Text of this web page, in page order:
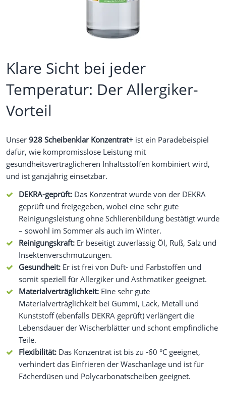
Klare Sicht bei jeder
Temperatur: Der Allergiker-
Vorteil
Unser 928 Scheibenklar Konzentrat+ ist ein Paradebeispiel
dafür, wie kompromisslose Leistung mit
gesundheitsverträglicheren Inhaltsstoffen kombiniert wird,
und ist ganzjährig einsetzbar.
DEKRA-geprüft: Das Konzentrat wurde von der DEKRA
geprüft und freigegeben, wobei eine sehr gute
Reinigungsleistung ohne Schlierenbildung bestätigt wurde
– sowohl im Sommer als auch im Winter.
Reinigungskraft: Er beseitigt zuverlässig Öl, Ruß, Salz und
Insektenverschmutzungen.
Gesundheit: Er ist frei von Duft- und Farbstoffen und
somit speziell für Allergiker und Asthmatiker geeignet.
Materialverträglichkeit: Eine sehr gute
Materialverträglichkeit bei Gummi, Lack, Metall und
Kunststoff (ebenfalls DEKRA geprüft) verlängert die
Lebensdauer der Wischerblätter und schont empfindliche
Teile.
Flexibilität: Das Konzentrat ist bis zu -60 °C geeignet,
verhindert das Einfrieren der Waschanlage und ist für
Fächerdüsen und Polycarbonatscheiben geeignet.